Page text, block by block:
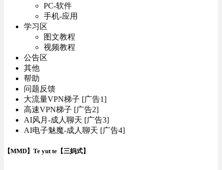
PC-软件
手机-应用
学习区
图文教程
视频教程
公告区
其他
帮助
问题反馈
大流量VPN梯子 [广告1]
高速VPN梯子 [广告2]
AI风月-成人聊天 [广告3]
AI电子魅魔-成人聊天 [广告4]
【MMD】Te yut te【三妈式】